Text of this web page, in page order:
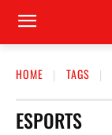
HOME TAGS
ESPORTS